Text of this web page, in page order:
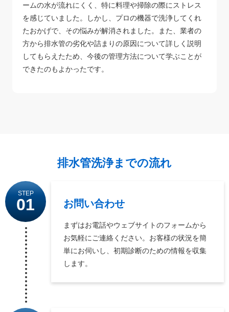
ームの水が流れにくく、特に料理や掃除の際にストレス
を感じていました。しかし、プロの機器で洗浄してくれ
たおかげで、その悩みが解消されました。また、業者の
方から排水管の劣化や詰まりの原因について詳しく説明
してもらえたため、今後の管理方法について学ぶことが
できたのもよかったです。
排水管洗浄までの流れ
STEP
01 お問い合わせ
まずはお電話やウェブサイトのフォームから
お気軽にご連絡ください。お客様の状況を簡
単にお伺いし、初期診断のための情報を収集
します。